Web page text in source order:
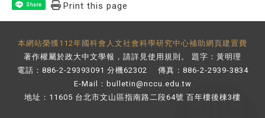
Share Print this page
本網站榮獲112年國科會人文社會科學研究中心補助網頁建置費
著作權屬於政大中文學報，請詳見使用規則 。 題字：黃明理
電話：886-2-29393091 分機62302 傳真：886-2-2939-3834
E-Mail： bulletin@nccu.edu.tw
地址：11605 台北市文山區指南路二段64號 百年樓後棟3樓